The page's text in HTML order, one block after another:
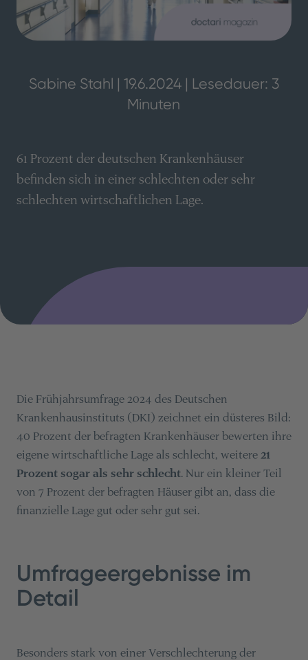
Sabine Stahl | 19.6.2024 | Lesedauer: 3
Minuten
61 Prozent der deutschen Krankenhäuser
befinden sich in einer schlechten oder sehr
schlechten wirtschaftlichen Lage.
Die Frühjahrsumfrage 2024 des Deutschen
Krankenhausinstituts (DKI) zeichnet ein düsteres Bild:
40 Prozent der befragten Krankenhäuser bewerten ihre
eigene wirtschaftliche Lage als schlecht, weitere 21
Prozent sogar als sehr schlecht. Nur ein kleiner Teil
von 7 Prozent der befragten Häuser gibt an, dass die
finanzielle Lage gut oder sehr gut sei​​.
Umfrageergebnisse im
Detail
Besonders stark von einer Verschlechterung der